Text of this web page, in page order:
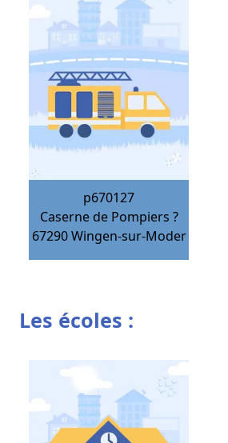
p670127
Caserne de Pompiers ?
67290 Wingen-sur-Moder
Les écoles :